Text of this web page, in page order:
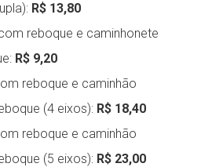
R$ 13,80
reboque e caminhonete
R$ 9,20
reboque e caminhão
(4 eixos): R$ 18,40
reboque e caminhão
(5 eixos): R$ 23,00